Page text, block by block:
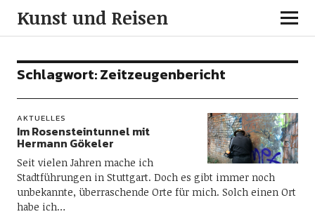
Kunst und Reisen
Schlagwort:Zeitzeugenbericht
AKTUELLES
Im Rosensteintunnel mit
Hermann Gökeler
Seit vielen Jahren mache ich
Stadtführungen in Stuttgart. Doch es gibt immer noch
unbekannte, überraschende Orte für mich. Solch einen Ort
habe ich…